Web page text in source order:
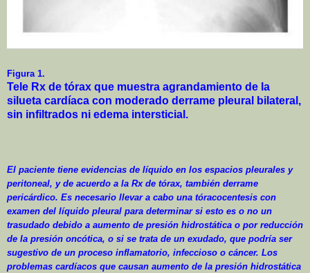
Figura 1.
Tele Rx de tórax que muestra agrandamiento de la
silueta cardíaca con moderado derrame pleural bilateral,
sin infiltrados ni edema intersticial.
El paciente tiene evidencias de líquido en los espacios pleurales y
peritoneal, y de acuerdo a la Rx de tórax, también derrame
pericárdico. Es necesario llevar a cabo una tóracocentesis con
examen del líquido pleural para determinar si esto es o no un
trasudado debido a aumento de presión hidrostática o por reducción
de la presión oncótica, o si se trata de un exudado, que podría ser
sugestivo de un proceso inflamatorio, infeccioso o cáncer. Los
problemas cardíacos que causan aumento de la presión hidrostática